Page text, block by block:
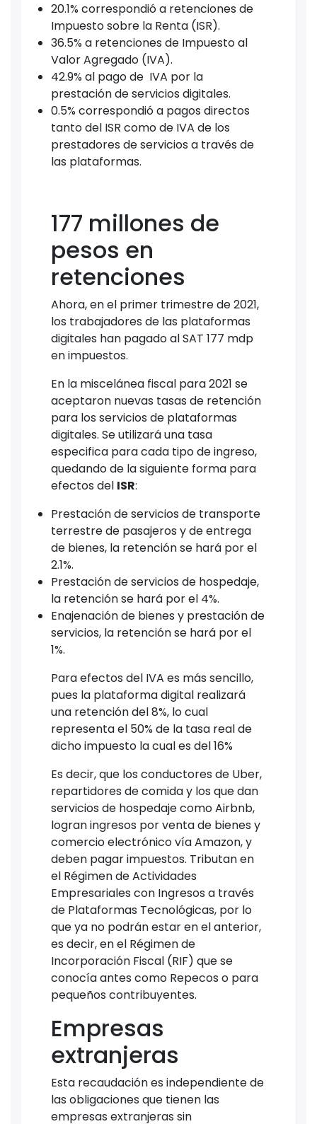
20.1% correspondió a retenciones de
Impuesto sobre la Renta (ISR).
36.5% a retenciones de Impuesto al
Valor Agregado (IVA).
42.9% al pago de IVA por la
prestación de servicios digitales.
0.5% correspondió a pagos directos
tanto del ISR como de IVA de los
prestadores de servicios a través de
las plataformas.
177 millones de
pesos en
retenciones
Ahora, en el primer trimestre de 2021,
los trabajadores de las plataformas
digitales han pagado al SAT 177 mdp
en impuestos.
En la miscelánea fiscal para 2021 se
aceptaron nuevas tasas de retención
para los servicios de plataformas
digitales. Se utilizará una tasa
especifica para cada tipo de ingreso,
quedando de la siguiente forma para
efectos del ISR:
Prestación de servicios de transporte
terrestre de pasajeros y de entrega
de bienes, la retención se hará por el
2.1%.
Prestación de servicios de hospedaje,
la retención se hará por el 4%.
Enajenación de bienes y prestación de
servicios, la retención se hará por el
1%.
Para efectos del IVA es más sencillo,
pues la plataforma digital realizará
una retención del 8%, lo cual
representa el 50% de la tasa real de
dicho impuesto la cual es del 16%
Es decir, que los conductores de Uber,
repartidores de comida y los que dan
servicios de hospedaje como Airbnb,
logran ingresos por venta de bienes y
comercio electrónico vía Amazon, y
deben pagar impuestos. Tributan en
el Régimen de Actividades
Empresariales con Ingresos a través
de Plataformas Tecnológicas, por lo
que ya no podrán estar en el anterior,
es decir, en el Régimen de
Incorporación Fiscal (RIF) que se
conocía antes como Repecos o para
pequeños contribuyentes.
Empresas
extranjeras
Esta recaudación es independiente de
las obligaciones que tienen las
empresas extranjeras sin